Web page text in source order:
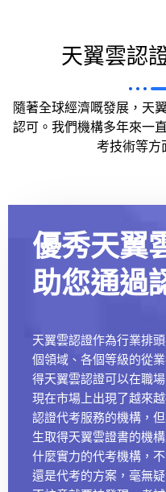
天翼雲認
隨著全球經濟嘅發展，天
認可。我們機構多年來一
考技術等方
優秀天翼
助您通過
天翼雲認證作為行業排
個領域、各個等級的從
得天翼雲認證可以在職
現在市場上出現了越來
認證代考服務的機構，
生取得天翼雲證書的機
什麼實力的代考機構，
還是代考的方案，毫無